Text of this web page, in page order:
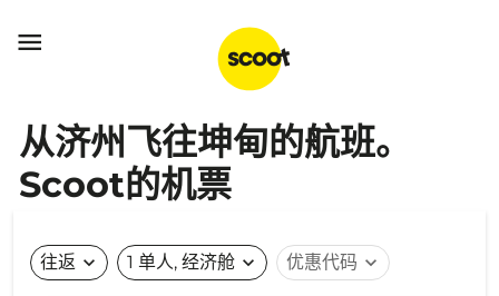

从济州飞往坤甸的航班。
Scoot的机票
往返 expand_more 1 单人, 经济舱 expand_more 优惠代码 expand_more